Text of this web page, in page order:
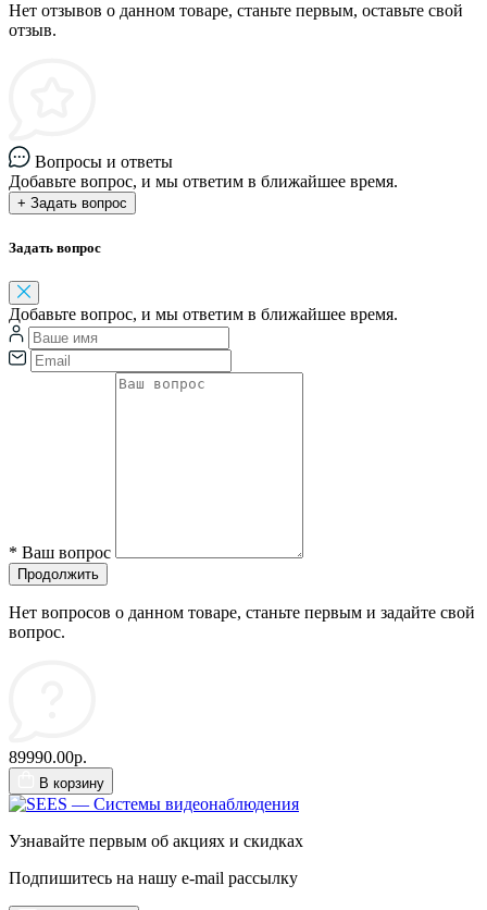
Нет отзывов о данном товаре, станьте первым, оставьте свой
отзыв.
Вопросы и ответы
Добавьте вопрос, и мы ответим в ближайшее время.
+ Задать вопрос
Задать вопрос
Добавьте вопрос, и мы ответим в ближайшее время.
* Ваш вопрос
Продолжить
Нет вопросов о данном товаре, станьте первым и задайте свой
вопрос.
89990.00р.
В корзину
Узнавайте первым об акциях и скидках
Подпишитесь на нашу e-mail рассылку